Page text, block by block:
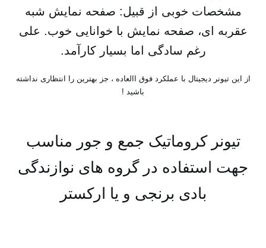
مشخصات خوبی از قبیل: صفحه نمایش شبه
عقربه ای، صفحه نمایش با خوانایی خوب. علی
رغم سادگی اما بسیار کارآمد.
از این تیونر دیجیتال با عملکرد فوق االعاده ، جز بهترین را انتظاری نداشته
باشید !
تیونر کروماتیک جمع و جور مناسب
جهت استفاده در گروه های نوازندگی
بادی برنجی و یا ارکستر